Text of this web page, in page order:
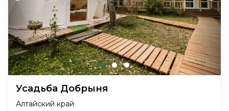
Усадьба Добрыня
Алтайский край